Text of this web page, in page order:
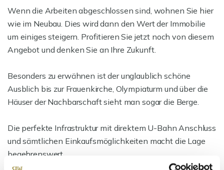
Wenn die Arbeiten abgeschlossen sind, wohnen Sie hier
wie im Neubau. Dies wird dann den Wert der Immobilie
um einiges steigern. Profitieren Sie jetzt noch von diesem
Angebot und denken Sie an Ihre Zukunft.
Besonders zu erwähnen ist der unglaublich schöne
Ausblich bis zur Frauenkirche, Olympiaturm und über die
Häuser der Nachbarschaft sieht man sogar die Berge.
Die perfekte Infrastruktur mit direktem U-Bahn Anschluss
und sämtlichen Einkaufsmöglichkeiten macht die Lage
begehrenswert.